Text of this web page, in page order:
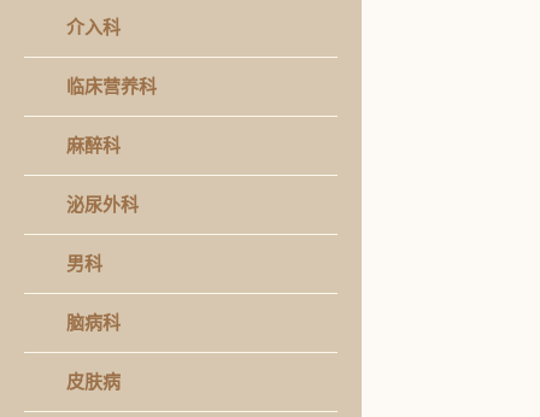
介入科
临床营养科
麻醉科
泌尿外科
男科
脑病科
皮肤病